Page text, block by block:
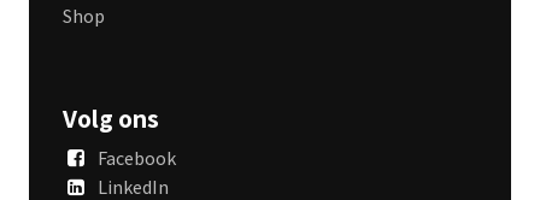
Shop
Volg ons
Facebook
LinkedIn